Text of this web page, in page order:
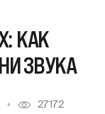
КАК
ЗВУКА
27172